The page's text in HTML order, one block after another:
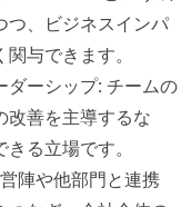
つ、ビジネスインパ
与できます。
ダーシップ: チームの
改善を主導するな
る立場です。
陣や他部門と連携